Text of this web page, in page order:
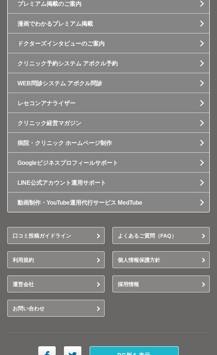
プレミアム掲載のご案内
漫画でわかるプレミアム掲載
ドクターズインタビューのご案内
クリニック予約システム アポクル予約
WEB問診システム アポクル問診
レセコンアナライザー
クリニック経営マガジン
病院・クリニック ホームページ制作
Googleビジネスプロフィールサポート
LINE公式アカウント運用サポート
動画制作・YouTube運用代行サービス MedTube
口コミ投稿ガイドライン よくあるご質問（FAQ）
利用規約 個人情報保護方針
運営会社 採用情報
お問い合わせ